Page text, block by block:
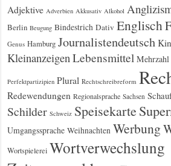
Adjektive Adverbien Akkusativ Alkohol
Berlin Beugung Bindestrich Dativ Englisch
Genus Hamburg Journalistendeutsch
Kleinanzeigen Lebensmittel Mehrzahl
Perfektpartizipien Plural Rechtschreibreform
Redewendungen Regionalsprache Sachsen
Schilder Schweiz Speisekarte
Umgangssprache Weihnachten Werbung
Wortspielerei Wortverwechslung